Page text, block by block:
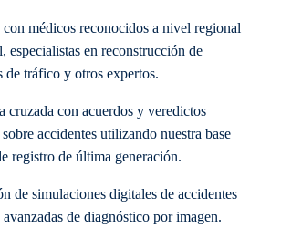
con médicos reconocidos a nivel regional
especialistas en reconstrucción de
de tráfico y otros expertos.
cruzada con acuerdos y veredictos
accidentes utilizando nuestra base
registro de última generación.
de simulaciones digitales de accidentes
de diagnóstico por imagen.